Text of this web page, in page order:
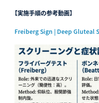
【実施手順の参考動画】
Freiberg Sign | Deep